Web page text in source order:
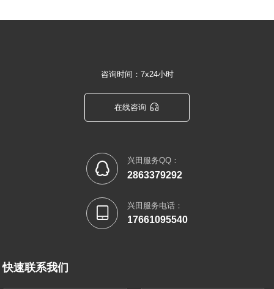
咨询时间：7x24小时
在线咨询 
 兴田服务QQ：
2863379292
 兴田服务电话：
17661095540
快速联系我们